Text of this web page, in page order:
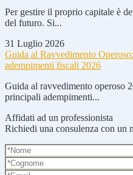
Per gestire il proprio capitale è
del futuro. Si...
31 Luglio 2026
Guida al Ravvedimento
adempimenti fiscali 2026
Guida al ravvedimento operoso
principali adempimenti...
Affidati ad un professionista
Richiedi una consulenza con un